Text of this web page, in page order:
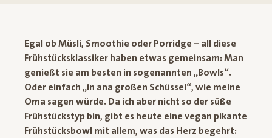
Egal ob Müsli, Smoothie oder Porridge – all diese
Frühstücksklassiker haben etwas gemeinsam: Man
genießt sie am besten in sogenannten „Bowls“.
Oder einfach „in ana großen Schüssel“, wie meine
Oma sagen würde. Da ich aber nicht so der süße
Frühstückstyp bin, gibt es heute eine vegan pikante
Frühstücksbowl mit allem, was das Herz begehrt: